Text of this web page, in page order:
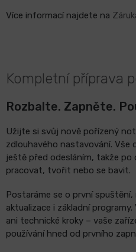
Více informací najdete na
Kompletní příprava
Rozbalte. Zapněte.
Užijte si svůj nově pořízený
zdlouhavého nastavování. Vše
ještě před odesláním, takže
pracovat, tvořit nebo se bavit.
Postaráme se o první
aktualizace i základní
ani technické kroky – vaše
používání hned od prvního